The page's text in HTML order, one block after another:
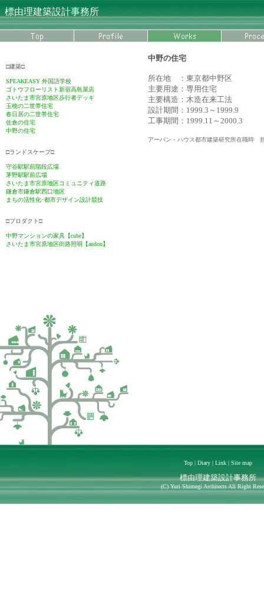
標由理建築設計事務所
Top |Diary |Link |Site map
標由理建築設計事務所
(C) Yuri Shimegi Architects All Right
中野の住宅
所在地 ：東京都中野区
主要用途：専用住宅
主要構造：木造在来工法
設計期間：1999.3～1999.9
工事期間：1999.11～2000.3
アーバン・ハウス都市建築研究所在職時
□建築□
SPEAKEASY 外国語学校
ゴトウフローリスト新宿高島屋店
さいたま市宮原地区歩行者デッキ
玉穂の二世帯住宅
春日居の二世帯住宅
佐倉の住宅
中野の住宅
□ランドスケープ□
守谷駅駅前階段広場
茅野駅駅前広場
さいたま市宮原地区コミュニティ道路
鎌倉市鎌倉駅西口地区
まちの活性化･都市デザイン設計競技
□プロダクト□
中野マンションの家具【cube】
さいたま市宮原地区街路照明【andon】